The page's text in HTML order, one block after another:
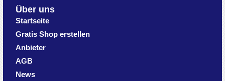
Über uns
Startseite
Gratis Shop erstellen
Anbieter
AGB
News